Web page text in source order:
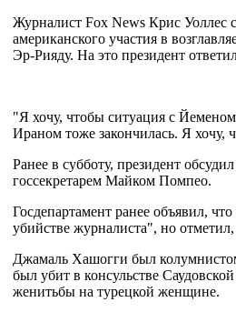
Журналист Fox News Крис Уоллес
американского участия в
Эр-Рияду. На это президент
"Я хочу, чтобы ситуация с
Ираном тоже закончилась. Я хочу,
Ранее в субботу, президент
госсекретарем Майком Помпео.
Госдепартамент ранее объявил,
убийстве журналиста", но
Джамаль Хашогги был
был убит в консульстве
женитьбы на турецкой женщине.